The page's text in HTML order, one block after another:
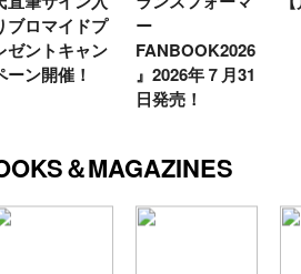
ブロマイドプ
ゼントキャン
ーン開催！
ー
FANBOOK2026
』2026年７月31
日発売！
＆MAGAZINES